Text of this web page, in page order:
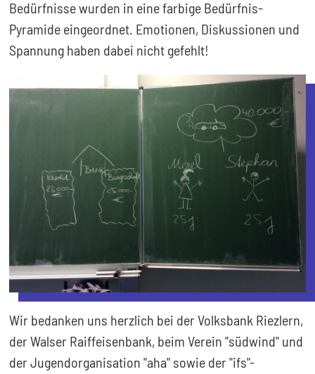
Bedürfnisse wurden in eine farbige Bedürfnis-
Pyramide eingeordnet. Emotionen, Diskussionen und
Spannung haben dabei nicht gefehlt!
Wir bedanken uns herzlich bei der Volksbank Riezlern,
der Walser Raiffeisenbank, beim Verein "südwind" und
der Jugendorganisation "aha" sowie der "ifs"-